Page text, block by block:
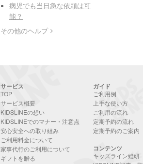
病児でも当日急な依頼は可
能？
その他のヘルプ
サービス
TOP
サービス概要
KIDSLINEの想い
KIDSLINEでのマナー・注意点
安心安全への取り組み
ご利用料金について
家事代行のご利用について
ギフトを贈る
ガイド
ご利用例
上手な使い方
ご利用の流れ
定期予約の流れ
定期予約のご案内
コンテンツ
キッズライン総研